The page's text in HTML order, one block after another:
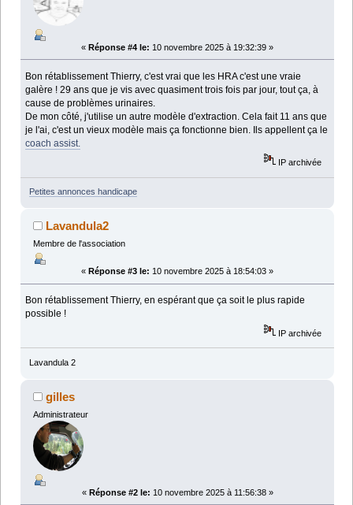
« Réponse #4 le: 10 novembre 2025 à 19:32:39 »
Bon rétablissement Thierry, c'est vrai que les HRA c'est une vraie
galère ! 29 ans que je vis avec quasiment trois fois par jour, tout ça, à
cause de problèmes urinaires.
De mon côté, j'utilise un autre modèle d'extraction. Cela fait 11 ans que
je l'ai, c'est un vieux modèle mais ça fonctionne bien. Ils appellent ça le
coach assist.
IP archivée
Petites annonces handicape
Lavandula2
Membre de l'association
« Réponse #3 le: 10 novembre 2025 à 18:54:03 »
Bon rétablissement Thierry, en espérant que ça soit le plus rapide
possible !
IP archivée
Lavandula 2
gilles
Administrateur
« Réponse #2 le: 10 novembre 2025 à 11:56:38 »